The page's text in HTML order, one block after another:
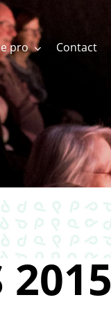
pro Contact
2015